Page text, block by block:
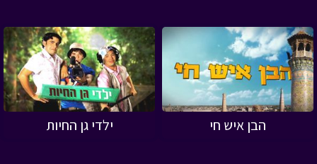
הבן איש חי ילדי גן החיות